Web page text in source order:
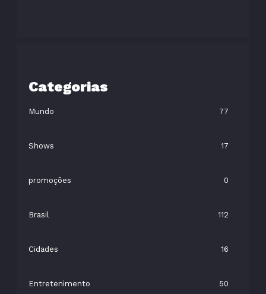
Categorias
Mundo 77
Shows 17
promoções 0
Brasil 112
Cidades 16
Entretenimento 50